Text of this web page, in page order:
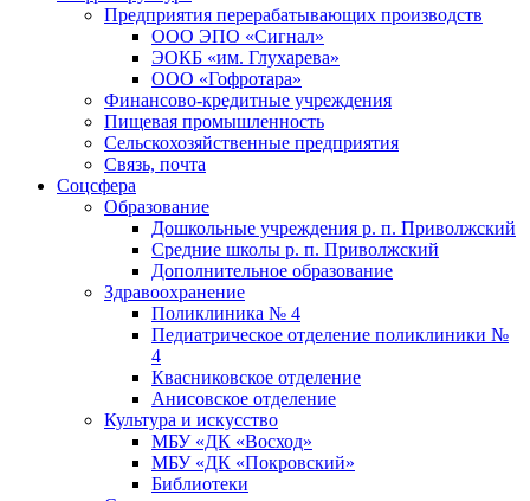
Предприятия перерабатывающих производств
ООО ЭПО «Сигнал»
ЭОКБ «им. Глухарева»
ООО «Гофротара»
Финансово-кредитные учреждения
Пищевая промышленность
Сельскохозяйственные предприятия
Связь, почта
Соцсфера
Образование
Дошкольные учреждения р. п. Приволжский
Средние школы р. п. Приволжский
Дополнительное образование
Здравоохранение
Поликлиника № 4
Педиатрическое отделение поликлиники №
4
Квасниковское отделение
Анисовское отделение
Культура и искусство
МБУ «ДК «Восход»
МБУ «ДК «Покровский»
Библиотеки